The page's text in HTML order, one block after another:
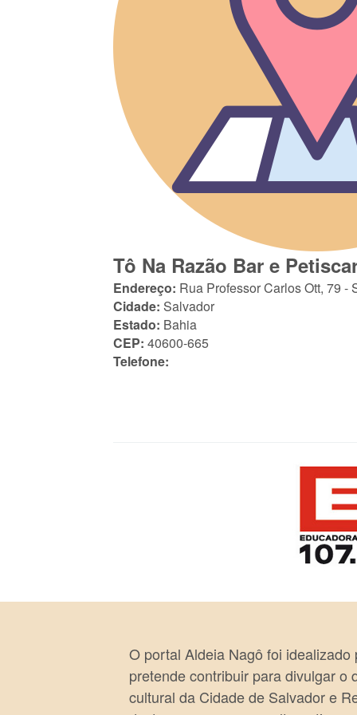
Tô Na Razão Bar e
Endereço: Rua Professor Carlos Ott, 79 -
Cidade: Salvador
Estado: Bahia
CEP: 40600-665
Telefone:
O portal Aldeia Nagô foi
pretende contribuir para divulgar o
cultural da Cidade de Salvador e